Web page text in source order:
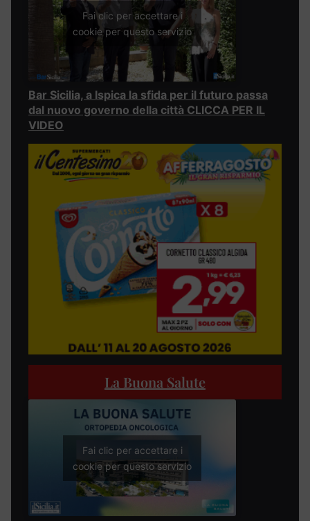
Fai clic per accettare i
cookie per questo servizio
Bar Sicilia, a Ispica la sfida per il futuro passa
dal nuovo governo della città CLICCA PER IL
VIDEO
La Buona Salute
Fai clic per accettare i
cookie per questo servizio